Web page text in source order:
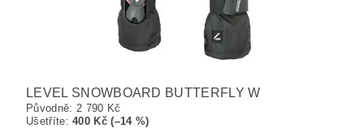
LEVEL SNOWBOARD BUTTERFLY W
Původně: 2 790 Kč
Ušetříte:400 Kč (–14 %)